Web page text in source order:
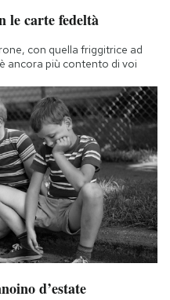
le carte fedeltà
con quella friggitrice ad
ancora più contento di voi
d’estate